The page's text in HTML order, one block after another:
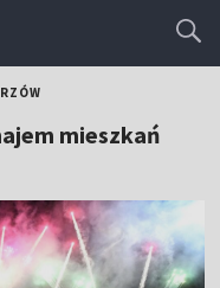
mieszkań